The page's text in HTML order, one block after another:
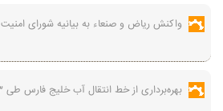
واکنش ریاض و صنعاء به بیانیه شورای امنیت
بهره‌برداری از خط انتقال آب خلیج فارس طی ۳ ماه آینده